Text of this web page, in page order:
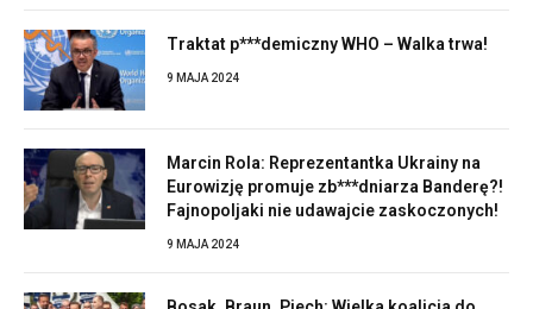
Traktat p***demiczny WHO – Walka trwa!
9 MAJA 2024
Marcin Rola: Reprezentantka Ukrainy na
Eurowizję promuje zb***dniarza Banderę?!
Fajnopoljaki nie udawajcie zaskoczonych!
9 MAJA 2024